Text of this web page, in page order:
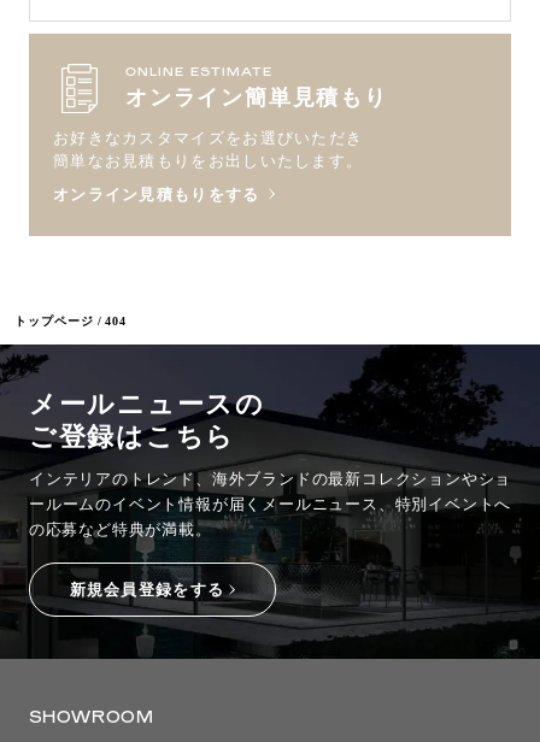
トップページ 404
ONLINE ESTIMATE
オンライン簡単見積もり
お好きなカスタマイズをお選びいただき
簡単なお見積もりをお出しいたします。
オンライン見積もりをする
メールニュースの
ご登録はこちら
インテリアのトレンド、海外ブランドの最新コレクションやショ
ールームのイベント情報が届くメールニュース、特別イベントへ
の応募など特典が満載。
新規会員登録をする
SHOWROOM